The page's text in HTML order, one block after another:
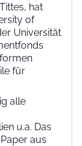
hat
of
Universität
für
alle
u.a. Das
aus